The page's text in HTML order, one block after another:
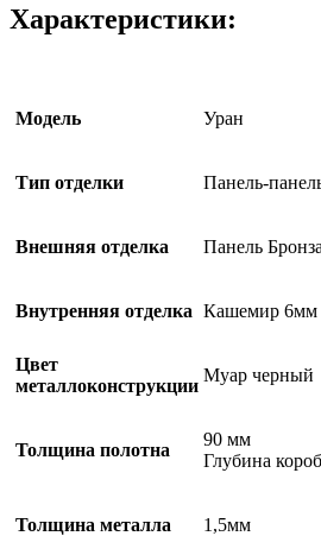
4
Характеристики:
Модель Уран
Тип отделки Панель-
Внешняя отделка Панель
Внутренняя отделка Кашемир 6мм
Цвет
металлоконструкции
Муар черный
Толщина полотна
90 мм
Глубина
Толщина металла 1,5мм